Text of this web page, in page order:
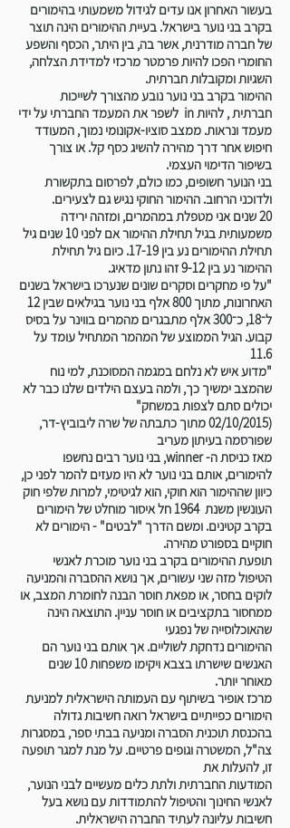
בעשור האחרון אנו עדים לגידול משמעותי בהימורים
בקרב בני נוער בישראל. בעיית ההימורים הינה תוצר
של חברה מודרנית, אשר בה, בין היתר, הכסף והשפע
החומרי הפכו להיות פרמטר מרכזי למדידת הצלחה,
השגיות ומקובלות חברתית.
ההימור בקרב בני נוער נובע מהצורך לשייכות
חברתית , להיות in לשפר את המעמד החברתי על ידי
מעמד ונראות. ממצב סוציו-אקונומי נמוך, המעודד
חיפוש אחר דרך מהירה להשיג כסף קל. או צורך
בשיפור הדימוי העצמי.
בני הנוער חשופים, כמו כולם, לפרסום בתקשורת
ולדוכני הרחוב. ההימור החוקי נגיש גם לצעירים.
20 שנים אני מטפלת במהמרים, ומזהה ירידה
משמעותית בגיל תחילת ההימור אם לפני 10 שנים גיל
תחילת ההימורים נע בין 17-19. כיום גיל תחילת
ההימור נע בין 9-12 זהו נתון מדאיג.
"על פי מחקרים וסקרים שונים שנערכו בישראל בשנים
האחרונות, מתוך 800 אלף בני נוער בגילאים שבין 12
ל־18, כ־300 אלף מתבגרים מהמרים בווינר על בסיס
קבוע. הגיל הממוצע של המהמר המתחיל עומד על
11.6
"מדוע איש לא נלחם במגמה המסוכנת, למי נוח
שהמצב ימשיך כך, ולמה בעצם הילדים שלנו כבר לא
יכולים סתם לצפות במשחק"
(02/10/2015 מתוך כתבתה של שרה ליבוביץ-דר,
שפורסמה בעיתון מעריב
מאז כניסת ה- winner, בני נוער רבים נחשפו
להימורים, אותם בני נוער לא היו מעזים להמר לפני כן,
כיוון שההימור הוא חוקי, הוא לגיטימי, למרות שלפי חוק
העונשין משנת 1964 חל איסור מוחלט של הימורים
בקרב קטינים. ומשם הדרך "לבטים" - הימורים לא
חוקיים בספורט מהירה.
תופעת ההימורים בקרב בני נוער מוכרת לאנשי
הטיפול מזה שני עשורים, אך נושא ההסברה והמניעה
לוקים בחסר, או מפאת חוסר הבנה לחומרת המצב, או
ממחסור בתקציבים או חוסר עניין. התוצאה הינה
שהאוכלוסייה של נפגעי
ההימורים נדחקת לשוליים. אך אותם בני נוער הם
האנשים שישרתו בצבא ויקימו משפחות 10 שנים
מאוחר יותר.
מרכז אופיר בשיתוף עם העמותה הישראלית למניעת
הימורים כפייתיים בישראל רואה חשיבות גדולה
בהכנסת תוכנית הסברה ומניעה בבתי ספר, במסגרות
צה"ל, המשטרה וגופים פרטיים. על מנת למגר תופעה
זו, להעלות את
המודעות החברתית ולתת כלים מעשיים לבני הנוער,
לאנשי החינוך והטיפול להתמודדות עם נושא בעל
חשיבות עליונה לעתיד החברה הישראלית.